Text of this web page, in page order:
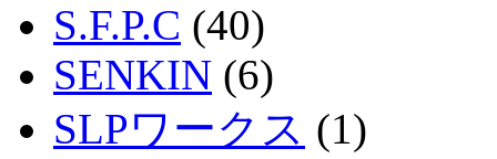
S.F.P.C (40)
SENKIN (6)
SLPワークス (1)